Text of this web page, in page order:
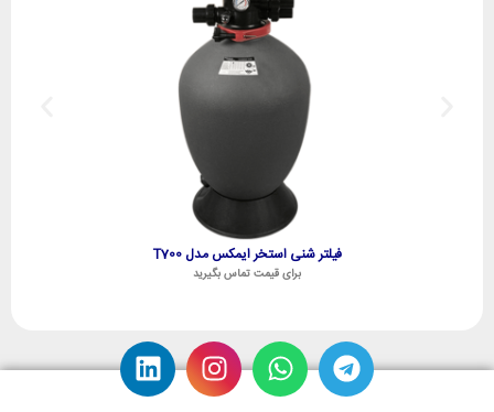
فیلتر شنی استخر ایمکس مدل T700
برای قیمت تماس بگیرید